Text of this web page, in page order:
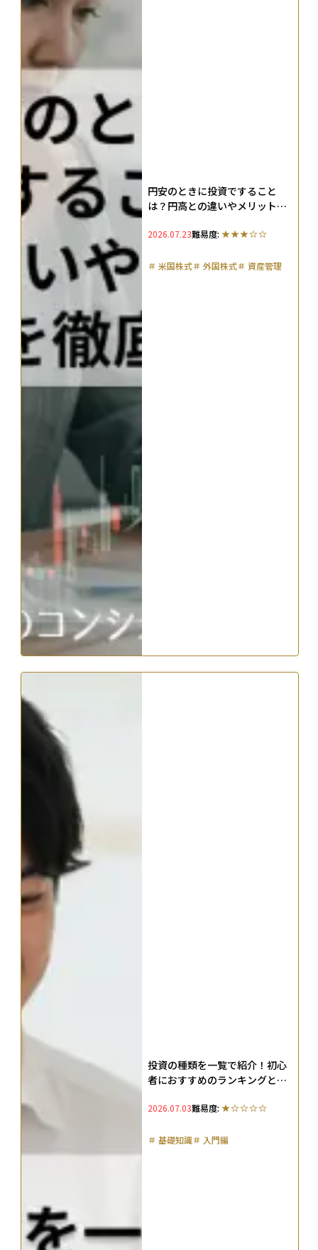
円安のときに投資ですること
は？円高との違いやメリット、
2026.07.23難易度:
＃ 米国株式＃ 外国株式＃ 資産管理
投資の種類を一覧で紹介！初心
者におすすめのランキングと投
2026.07.03難易度:
＃ 基礎知識＃ 入門編